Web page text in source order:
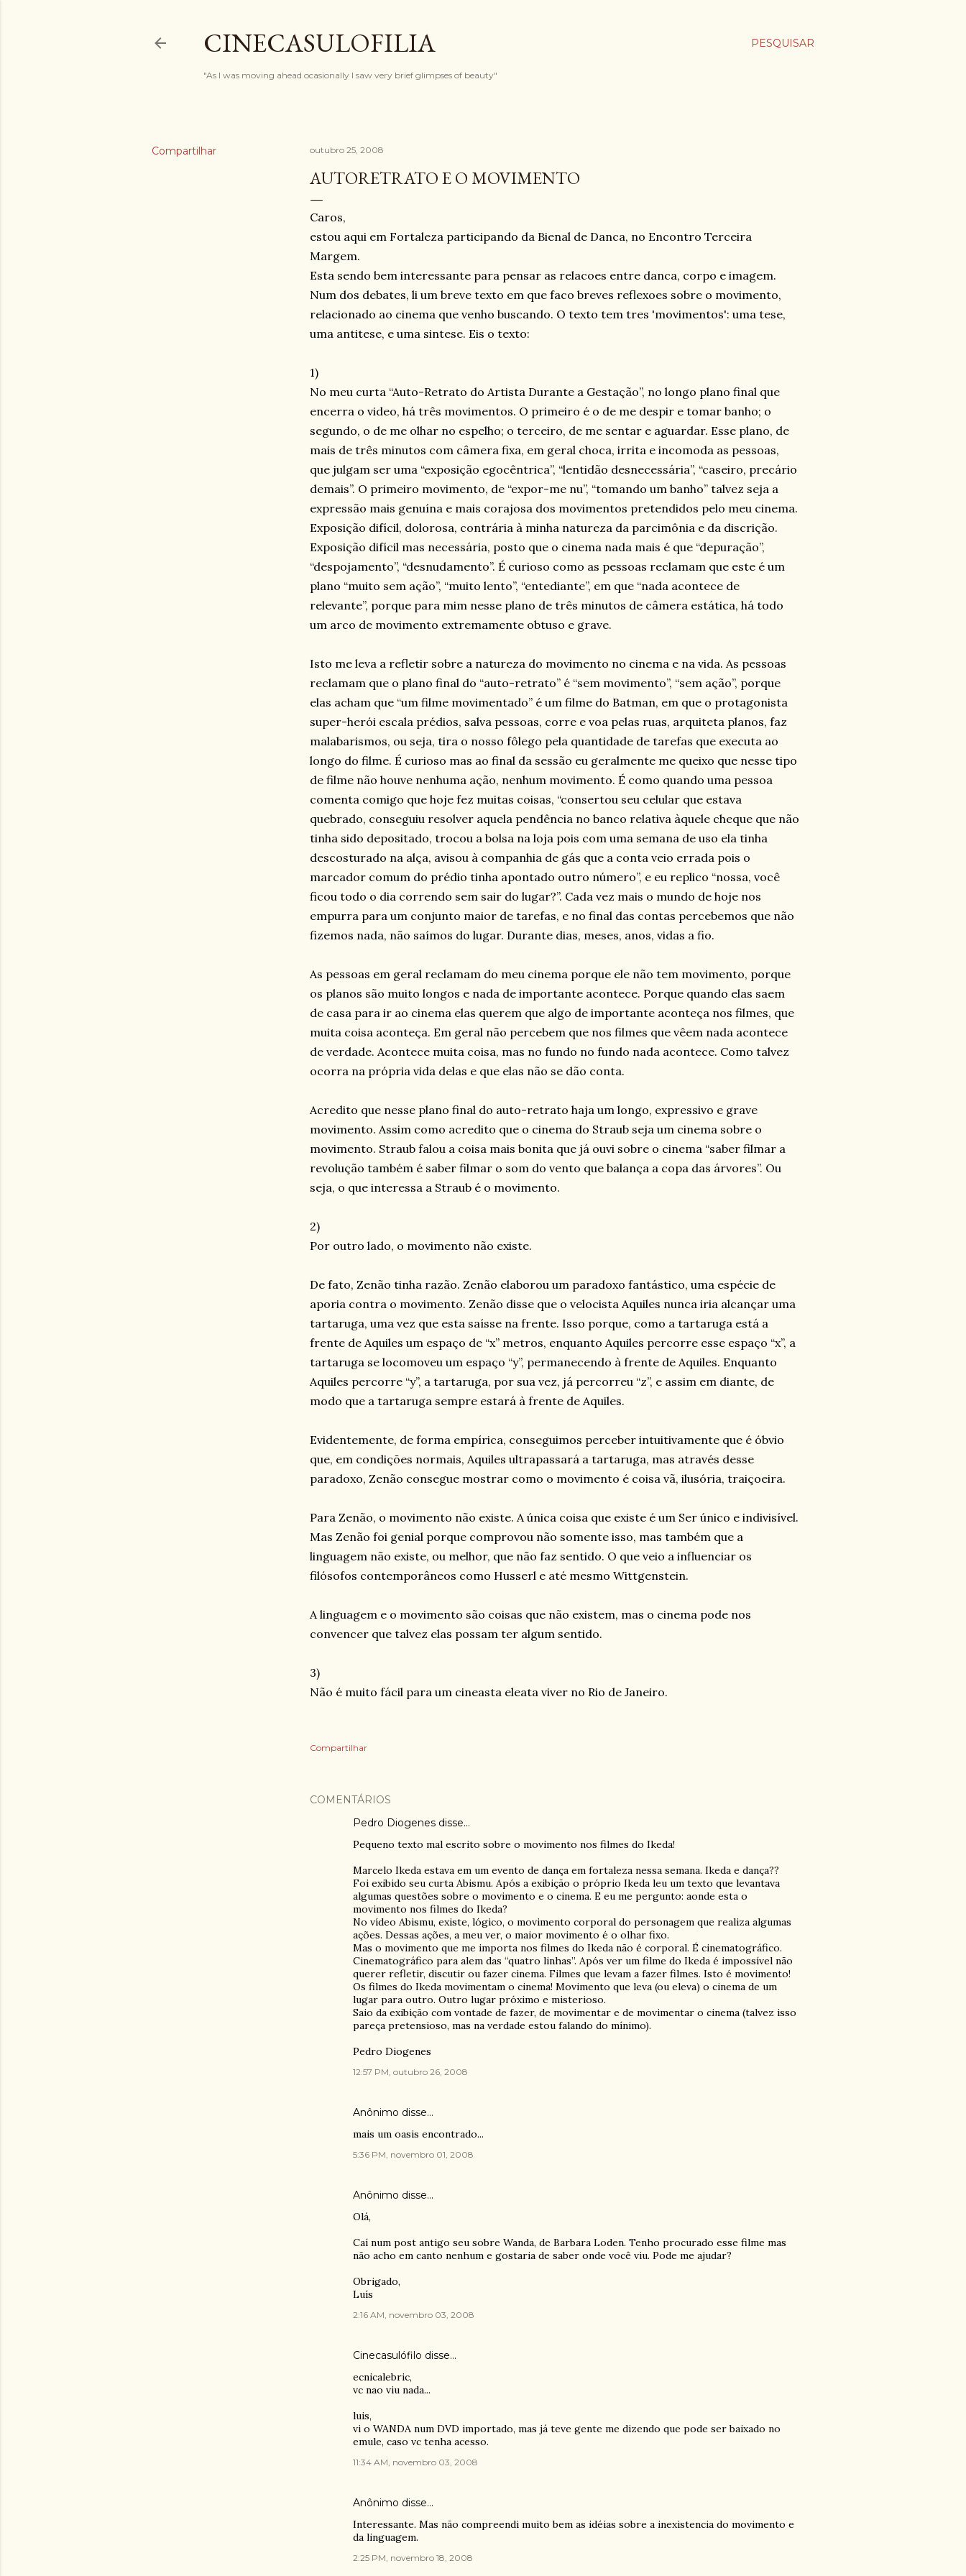
PESQUISAR
CINECASULOFILIA
"As I was moving ahead ocasionally I saw very brief glimpses of beauty"
Compartilhar outubro 25, 2008
AUTORETRATO E O MOVIMENTO
Caros,
estou aqui em Fortaleza participando da Bienal de Danca, no Encontro Terceira
Margem.
Esta sendo bem interessante para pensar as relacoes entre danca, corpo e imagem.
Num dos debates, li um breve texto em que faco breves reflexoes sobre o movimento,
relacionado ao cinema que venho buscando. O texto tem tres 'movimentos': uma tese,
uma antitese, e uma sintese. Eis o texto:
1)
No meu curta “Auto-Retrato do Artista Durante a Gestação”, no longo plano final que
encerra o video, há três movimentos. O primeiro é o de me despir e tomar banho; o
segundo, o de me olhar no espelho; o terceiro, de me sentar e aguardar. Esse plano, de
mais de três minutos com câmera fixa, em geral choca, irrita e incomoda as pessoas,
que julgam ser uma “exposição egocêntrica”, “lentidão desnecessária”, “caseiro, precário
demais”. O primeiro movimento, de “expor-me nu”, “tomando um banho” talvez seja a
expressão mais genuína e mais corajosa dos movimentos pretendidos pelo meu cinema.
Exposição difícil, dolorosa, contrária à minha natureza da parcimônia e da discrição.
Exposição difícil mas necessária, posto que o cinema nada mais é que “depuração”,
“despojamento”, “desnudamento”. É curioso como as pessoas reclamam que este é um
plano “muito sem ação”, “muito lento”, “entediante”, em que “nada acontece de
relevante”, porque para mim nesse plano de três minutos de câmera estática, há todo
um arco de movimento extremamente obtuso e grave.
Isto me leva a refletir sobre a natureza do movimento no cinema e na vida. As pessoas
reclamam que o plano final do “auto-retrato” é “sem movimento”, “sem ação”, porque
elas acham que “um filme movimentado” é um filme do Batman, em que o protagonista
super-herói escala prédios, salva pessoas, corre e voa pelas ruas, arquiteta planos, faz
malabarismos, ou seja, tira o nosso fôlego pela quantidade de tarefas que executa ao
longo do filme. É curioso mas ao final da sessão eu geralmente me queixo que nesse tipo
de filme não houve nenhuma ação, nenhum movimento. É como quando uma pessoa
comenta comigo que hoje fez muitas coisas, “consertou seu celular que estava
quebrado, conseguiu resolver aquela pendência no banco relativa àquele cheque que não
tinha sido depositado, trocou a bolsa na loja pois com uma semana de uso ela tinha
descosturado na alça, avisou à companhia de gás que a conta veio errada pois o
marcador comum do prédio tinha apontado outro número”, e eu replico “nossa, você
ficou todo o dia correndo sem sair do lugar?”. Cada vez mais o mundo de hoje nos
empurra para um conjunto maior de tarefas, e no final das contas percebemos que não
fizemos nada, não saímos do lugar. Durante dias, meses, anos, vidas a fio.
As pessoas em geral reclamam do meu cinema porque ele não tem movimento, porque
os planos são muito longos e nada de importante acontece. Porque quando elas saem
de casa para ir ao cinema elas querem que algo de importante aconteça nos filmes, que
muita coisa aconteça. Em geral não percebem que nos filmes que vêem nada acontece
de verdade. Acontece muita coisa, mas no fundo no fundo nada acontece. Como talvez
ocorra na própria vida delas e que elas não se dão conta.
Acredito que nesse plano final do auto-retrato haja um longo, expressivo e grave
movimento. Assim como acredito que o cinema do Straub seja um cinema sobre o
movimento. Straub falou a coisa mais bonita que já ouvi sobre o cinema “saber filmar a
revolução também é saber filmar o som do vento que balança a copa das árvores”. Ou
seja, o que interessa a Straub é o movimento.
2)
Por outro lado, o movimento não existe.
De fato, Zenão tinha razão. Zenão elaborou um paradoxo fantástico, uma espécie de
aporia contra o movimento. Zenão disse que o velocista Aquiles nunca iria alcançar uma
tartaruga, uma vez que esta saísse na frente. Isso porque, como a tartaruga está a
frente de Aquiles um espaço de “x” metros, enquanto Aquiles percorre esse espaço “x”, a
tartaruga se locomoveu um espaço “y”, permanecendo à frente de Aquiles. Enquanto
Aquiles percorre “y”, a tartaruga, por sua vez, já percorreu “z”, e assim em diante, de
modo que a tartaruga sempre estará à frente de Aquiles.
Evidentemente, de forma empírica, conseguimos perceber intuitivamente que é óbvio
que, em condições normais, Aquiles ultrapassará a tartaruga, mas através desse
paradoxo, Zenão consegue mostrar como o movimento é coisa vã, ilusória, traiçoeira.
Para Zenão, o movimento não existe. A única coisa que existe é um Ser único e indivisível.
Mas Zenão foi genial porque comprovou não somente isso, mas também que a
linguagem não existe, ou melhor, que não faz sentido. O que veio a influenciar os
filósofos contemporâneos como Husserl e até mesmo Wittgenstein.
A linguagem e o movimento são coisas que não existem, mas o cinema pode nos
convencer que talvez elas possam ter algum sentido.
3)
Não é muito fácil para um cineasta eleata viver no Rio de Janeiro.
Compartilhar
COMENTÁRIOS
Pedro Diogenes disse…
Pequeno texto mal escrito sobre o movimento nos filmes do Ikeda!
Marcelo Ikeda estava em um evento de dança em fortaleza nessa semana. Ikeda e dança??
Foi exibido seu curta Abismu. Após a exibição o próprio Ikeda leu um texto que levantava
algumas questões sobre o movimento e o cinema. E eu me pergunto: aonde esta o
movimento nos filmes do Ikeda?
No vídeo Abismu, existe, lógico, o movimento corporal do personagem que realiza algumas
ações. Dessas ações, a meu ver, o maior movimento é o olhar fixo.
Mas o movimento que me importa nos filmes do Ikeda não é corporal. É cinematográfico.
Cinematográfico para alem das “quatro linhas”. Após ver um filme do Ikeda é impossível não
querer refletir, discutir ou fazer cinema. Filmes que levam a fazer filmes. Isto é movimento!
Os filmes do Ikeda movimentam o cinema! Movimento que leva (ou eleva) o cinema de um
lugar para outro. Outro lugar próximo e misterioso.
Saio da exibição com vontade de fazer, de movimentar e de movimentar o cinema (talvez isso
pareça pretensioso, mas na verdade estou falando do mínimo).
Pedro Diogenes
12:57 PM, outubro 26, 2008
Anônimo disse…
mais um oasis encontrado...
5:36 PM, novembro 01, 2008
Anônimo disse…
Olá,
Caí num post antigo seu sobre Wanda, de Barbara Loden. Tenho procurado esse filme mas
não acho em canto nenhum e gostaria de saber onde você viu. Pode me ajudar?
Obrigado,
Luís
2:16 AM, novembro 03, 2008
Cinecasulófilo disse…
ecnicalebric,
vc nao viu nada...
luis,
vi o WANDA num DVD importado, mas já teve gente me dizendo que pode ser baixado no
emule, caso vc tenha acesso.
11:34 AM, novembro 03, 2008
Anônimo disse…
Interessante. Mas não compreendi muito bem as idéias sobre a inexistencia do movimento e
da linguagem.
2:25 PM, novembro 18, 2008